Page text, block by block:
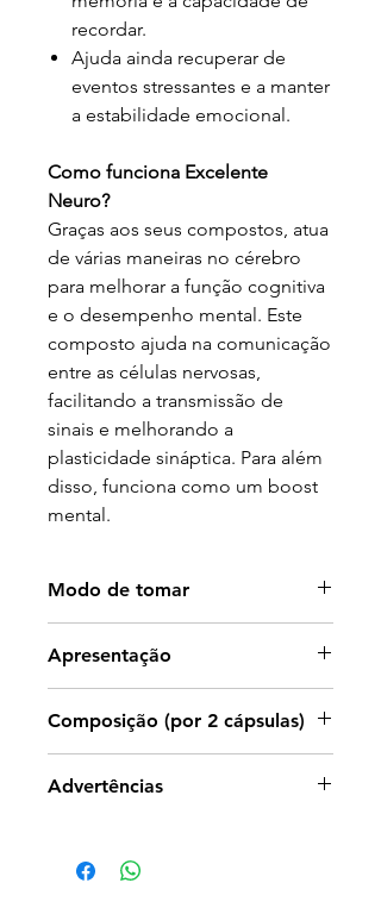
recordar.
Ajuda ainda recuperar de
eventos stressantes e a manter
a estabilidade emocional.
Como funciona Excelente
Neuro?
Graças aos seus compostos, atua
de várias maneiras no cérebro
para melhorar a função cognitiva
e o desempenho mental. Este
composto ajuda na comunicação
entre as células nervosas,
facilitando a transmissão de
sinais e melhorando a
plasticidade sináptica. Para além
disso, funciona como um boost
mental.
Modo de tomar
almoço e 1 cápsula ao jantar.
Apresentação
cáspsulas.
Composição (por 2 cápsulas)
qual huperzina-A 200 µg;
Erva cidreira, extr. seco 100 mg,
Advertências
devem ser utilizados como